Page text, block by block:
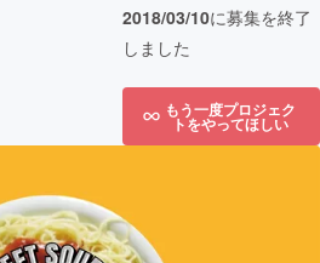
2018/03/10に募集を終了
しました
もう一度プロジェク
トをやってほしい